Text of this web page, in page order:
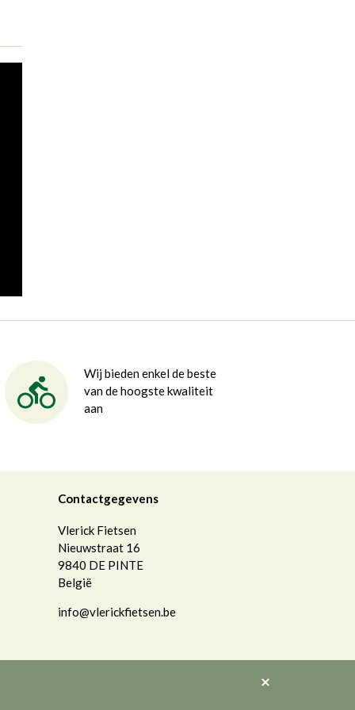
Wij bieden enkel de beste
van de hoogste kwaliteit
aan
Contactgegevens
Vlerick Fietsen
Nieuwstraat 16
9840 DE PINTE
België
info@vlerickfietsen.be